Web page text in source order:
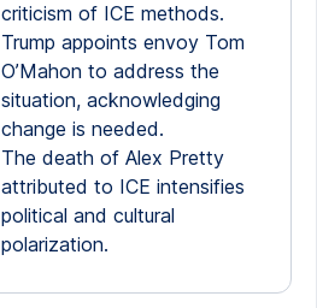
criticism of ICE methods.
Trump appoints envoy Tom
O’Mahon to address the
situation, acknowledging
change is needed.
The death of Alex Pretty
attributed to ICE intensifies
political and cultural
polarization.